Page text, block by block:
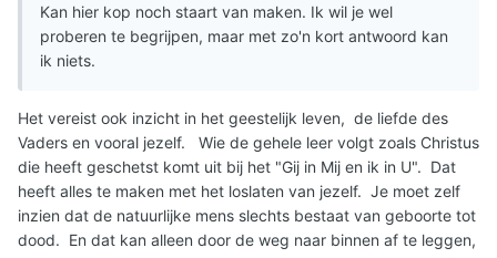
Kan hier kop noch staart van maken. Ik wil je wel
proberen te begrijpen, maar met zo'n kort antwoord kan
ik niets.
Het vereist ook inzicht in het geestelijk leven, de liefde des
Vaders en vooral jezelf. Wie de gehele leer volgt zoals Christus
die heeft geschetst komt uit bij het "Gij in Mij en ik in U". Dat
heeft alles te maken met het loslaten van jezelf. Je moet zelf
inzien dat de natuurlijke mens slechts bestaat van geboorte tot
dood. En dat kan alleen door de weg naar binnen af te leggen,